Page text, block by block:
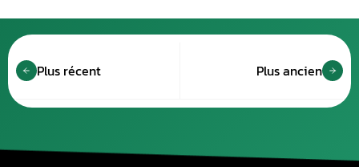
Plus récent Plus ancien